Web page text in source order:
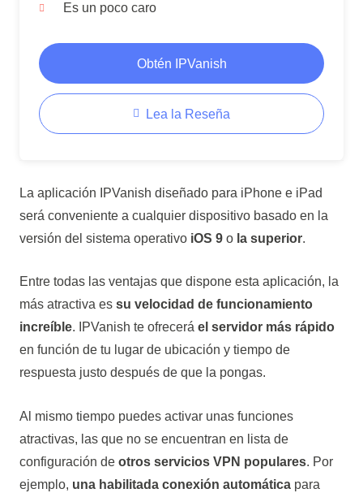
Es un poco caro
Obtén IPVanish
Lea la Reseña
La aplicación IPVanish diseñado para iPhone e iPad
será conveniente a cualquier dispositivo basado en la
versión del sistema operativo iOS 9 ola superior.
Entre todas las ventajas que dispone esta aplicación, la
más atractiva es su velocidad de funcionamiento
increíble. IPVanish te ofrecerá el servidor más rápido
en función de tu lugar de ubicación y tiempo de
respuesta justo después de que la pongas.
Al mismo tiempo puedes activar unas funciones
atractivas, las que no se encuentran en lista de
configuración de otros servicios VPN populares. Por
ejemplo, una habilitada conexión automáticapara